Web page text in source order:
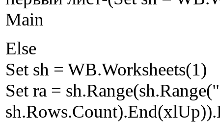
Main
Else
Set sh = WB.Worksheets(1)
Set ra =